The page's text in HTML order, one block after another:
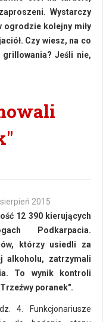
Wystarczy
ogrodzie kolejny miły
Czy wiesz, na co
Jeśli nie,
2015
12 390 kierujących
Podkarpacia.
którzy usiedli za
alkoholu, zatrzymali
To wynik kontroli
poranek".
4. Funkcjonariusze